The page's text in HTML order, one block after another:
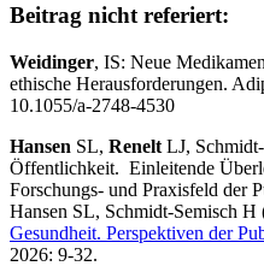
Beitrag nicht referiert:
Weidinger, IS: Neue
ethische Herausforderungen.
10.1055/a-2748-4530
Hansen SL, Renelt LJ,
Öffentlichkeit. Einleitende
Forschungs- und Praxisfeld der
Hansen SL, Schmidt-Semisch H
Gesundheit. Perspektiven der
2026: 9-32.